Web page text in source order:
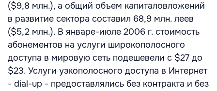
($9,8 млн.), а общий объем капиталовложений
в развитие сектора составил 68,9 млн. леев
($5,2 млн.). В январе-июле 2006 г. стоимость
абонементов на услуги широкополосного
доступа в мировую сеть подешевели с $27 до
$23. Услуги узкополосного доступа в Интернет
- dial-up - предоставлялись без контракта и без